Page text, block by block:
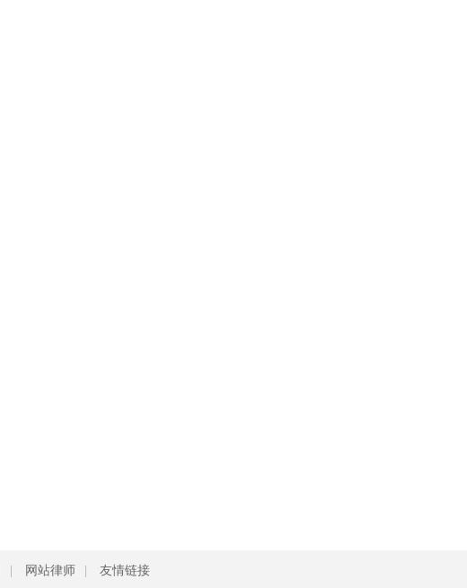
网站律师 友情链接